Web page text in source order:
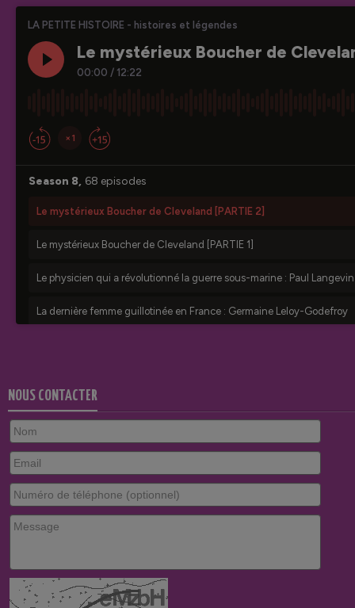
NOUS CONTACTER